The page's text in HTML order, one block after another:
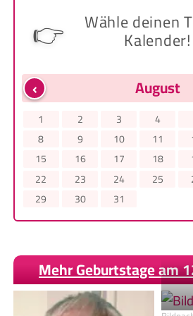
👉 Wähle deinen
Kalender!
‹ August
1 2 3 4
8
9 10 11
15
16 17 18
22
23 24 25
29
30 31
Mehr Geburtstage am